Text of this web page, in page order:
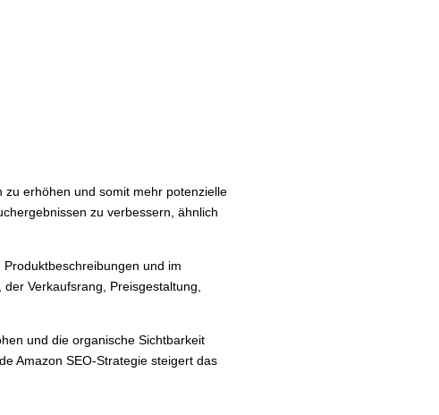
erhöhen und somit mehr potenzielle
zu verbessern, ähnlich
und im
Verkaufsrang, Preisgestaltung,
und die organische Sichtbarkeit
Amazon SEO-Strategie steigert das